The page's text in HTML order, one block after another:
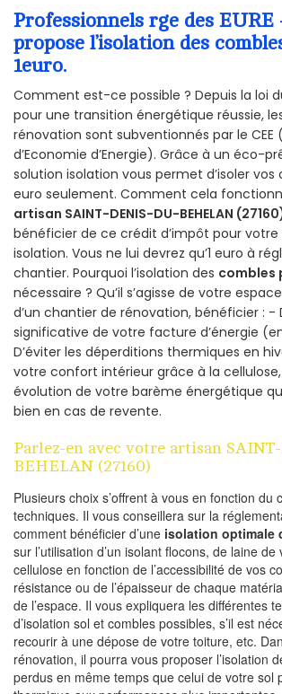
Professionnels rge des EURE
propose l’isolation des
1euro.
Comment est-ce possible ? Depuis la loi
pour une transition énergétique réussie,
rénovation sont subventionnés par le
d’Economie d’Energie). Grâce à un éco-
solution isolation vous permet d’isoler vos
euro seulement. Comment cela
artisan SAINT-DENIS-DU-BEHELAN
bénéficier de ce crédit d’impôt pour votre
isolation. Vous ne lui devrez qu’1 euro à
chantier. Pourquoi l’isolation des combles
nécessaire ? Qu’il s’agisse de votre
d’un chantier de rénovation, bénéficier : -
significative de votre facture d’énergie
D’éviter les déperditions thermiques en
votre confort intérieur grâce à la cellulose,
évolution de votre barème énergétique
bien en cas de revente.
Parlez-en avec votre artisan
BEHELAN (27160)
Plusieurs choix s’offrent à vous en fonction du
techniques. Il vous conseillera sur la
comment bénéficier d’une isolation optimale
sur l’utilisation d’un isolant flocons, de laine
cellulose en fonction de l’accessibilité de vos
résistance ou de l’épaisseur de chaque
de l’espace. Il vous expliquera les différentes
d’isolation sol et combles possibles, s’il est
recourir à une dépose de votre toiture, etc.
rénovation, il pourra vous proposer l’isolation
perdus en même temps que celui de votre sol